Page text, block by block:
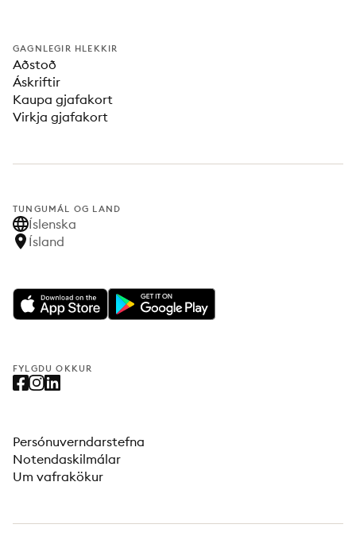
GAGNLEGIR HLEKKIR
Aðstoð
Áskriftir
Kaupa gjafakort
Virkja gjafakort
TUNGUMÁL OG LAND
Íslenska
Ísland
FYLGDU OKKUR
Persónuverndarstefna
Notendaskilmálar
Um vafrakökur